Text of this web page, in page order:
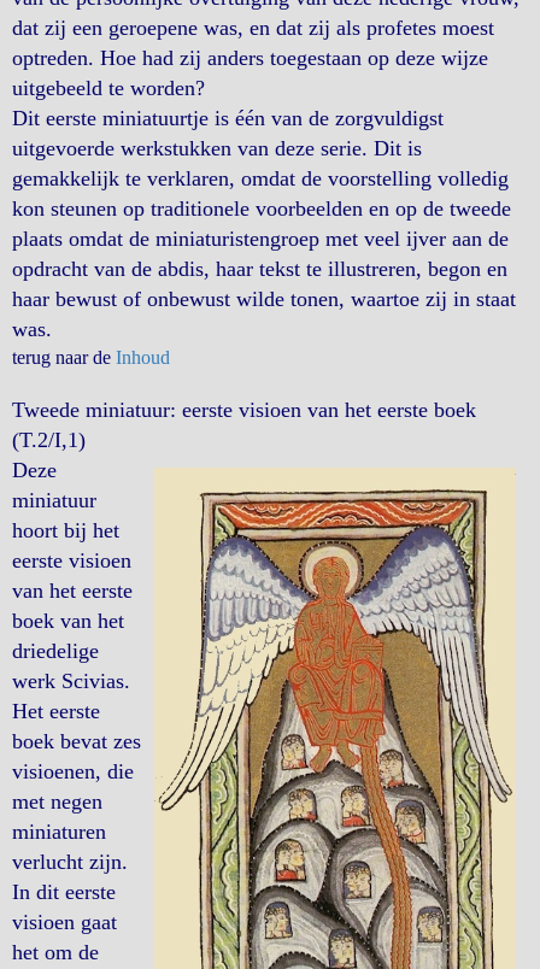
dat zij een geroepene was, en dat zij als profetes moest
optreden. Hoe had zij anders toegestaan op deze wijze
uitgebeeld te worden?
Dit eerste miniatuurtje is één van de zorgvuldigst
uitgevoerde werkstukken van deze serie. Dit is
gemakkelijk te verklaren, omdat de voorstelling volledig
kon steunen op traditionele voorbeelden en op de tweede
plaats omdat de miniaturistengroep met veel ijver aan de
opdracht van de abdis, haar tekst te illustreren, begon en
haar bewust of onbewust wilde tonen, waartoe zij in staat
was.
terug naar de Inhoud
Tweede miniatuur: eerste visioen van het eerste boek
(T.2/I,1)
Deze
miniatuur
hoort bij het
eerste visioen
van het eerste
boek van het
driedelige
werk Scivias.
Het eerste
boek bevat zes
visioenen, die
met negen
miniaturen
verlucht zijn.
In dit eerste
visioen gaat
het om de